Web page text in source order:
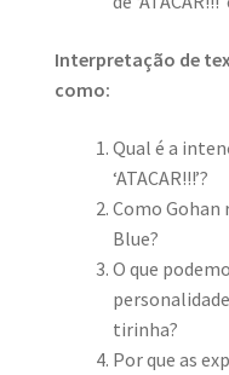
Interpretação de
como:
Qual é a
‘ATACAR!!!’?
Como
Blue?
O que
tirinha?
Por que as